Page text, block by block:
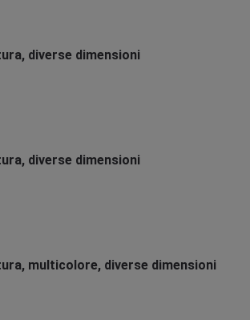
diverse dimensioni
diverse dimensioni
multicolore, diverse dimensioni